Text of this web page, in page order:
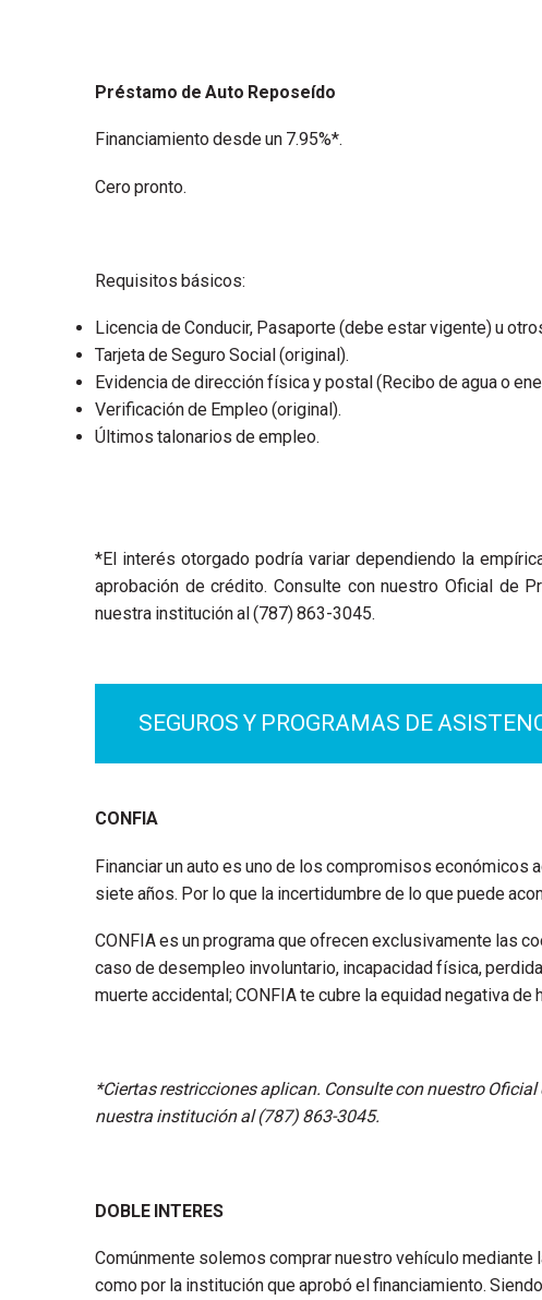
Préstamo de Auto Reposeído
Financiamiento desde un 7.95%*.
Cero pronto.
Requisitos básicos:
Licencia de Conducir, Pasaporte (debe estar vigente) u
Tarjeta de Seguro Social (original).
Evidencia de dirección física y postal (Recibo de agua o
Verificación de Empleo (original).
Últimos talonarios de empleo.
*El interés otorgado podría variar dependiendo la
aprobación de crédito. Consulte con nuestro Oficial de
nuestra institución al (787) 863-3045.
SEGUROS Y PROGRAMAS DE
CONFIA
Financiar un auto es uno de los compromisos
siete años. Por lo que la incertidumbre de lo que puede
CONFIA es un programa que ofrecen exclusivamente las
caso de desempleo involuntario, incapacidad física,
muerte accidental; CONFIA te cubre la equidad negativa
*Ciertas restricciones aplican. Consulte con nuestro
nuestra institución al (787) 863-3045.
DOBLE INTERES
Comúnmente solemos comprar nuestro vehículo mediante
como por la institución que aprobó el financiamiento.